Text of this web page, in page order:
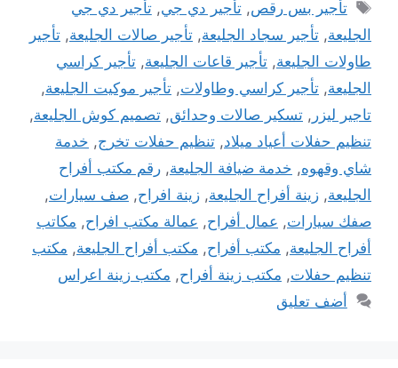
الوسوم
تأجير بس رقص,تأجير دي جي,تأجير دي جي
الجليعة, تأجير سجاد الجليعة, تأجير صالات الجليعة, تأجير
طاولات الجليعة, تأجير قاعات الجليعة, تأجير كراسي
الجليعة, تأجير كراسي وطاولات, تأجير موكيت الجليعة,
تاجير ليزر , تسكير صالات وحدائق, تصميم كوش الجليعة,
تنظيم حفلات أعياد ميلاد, تنظيم حفلات تخرج, خدمة
شاي وقهوه, خدمة ضيافة الجليعة, رقم مكتب أفراح
الجليعة, زينة أفراح الجليعة, زينة افراح, صف سيارات,
صفك سيارات, عمال أفراح, عمالة مكتب افراح, مكاتب
أفراح الجليعة, مكتب أفراح, مكتب أفراح الجليعة, مكتب
تنظيم حفلات, مكتب زينة أفراح, مكتب زينة اعراس
أضف تعليق